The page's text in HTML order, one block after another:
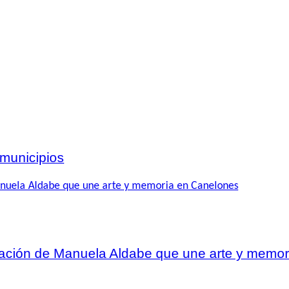
de Manuela Aldabe que une arte y